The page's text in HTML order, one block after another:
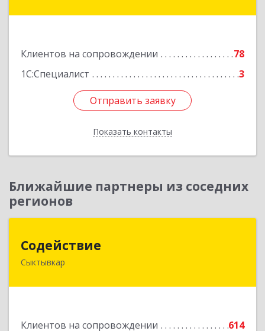
Клиентов на сопровождении
78
1С:Специалист
3
Отправить заявку
Показать контакты
Отправить заявку
Назад
Ближайшие партнеры из соседних
регионов
Содействие
Сыктывкар
Клиентов на сопровождении 614
167004, Коми Респ, Сыктывкар г, Первомайская